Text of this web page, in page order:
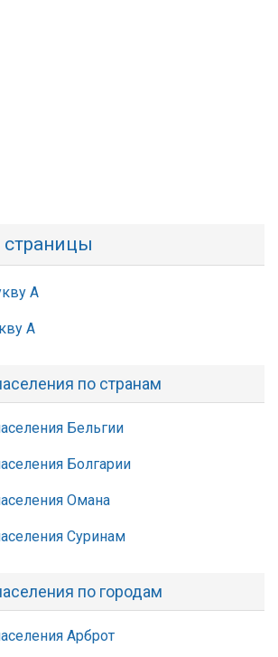
страницы
А
А
по странам
Бельгии
Болгарии
Омана
Суринам
по городам
Арброт